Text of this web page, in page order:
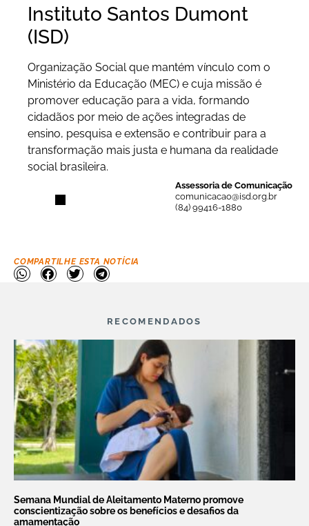
Instituto Santos Dumont
(ISD)
Organização Social que mantém vínculo com o
Ministério da Educação (MEC) e cuja missão é
promover educação para a vida, formando
cidadãos por meio de ações integradas de
ensino, pesquisa e extensão e contribuir para a
transformação mais justa e humana da realidade
social brasileira.
Assessoria de Comunicação
comunicacao@isd.org.br
(84) 99416-1880
COMPARTILHE ESTA NOTÍCIA
RECOMENDADOS
Semana Mundial de Aleitamento Materno promove
conscientização sobre os benefícios e desafios da
amamentação